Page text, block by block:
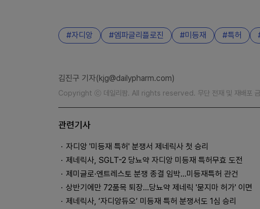
자디앙 엠파글리플로진 미등재 특허
김진구 기자(kjg@dailypharm.com)
Copyright ⓒ 데일리팜. All rights reserved. 무단 전재 및 재배포
관련기사
자디앙 '미등재 특허' 분쟁서 제네릭사 첫 승리
제네릭사, SGLT-2 당뇨약 자디앙 미등재 특허무효 도전
제미글로·엔트레스토 분쟁 종결 임박...미등재특허 관건
상반기에만 72품목 퇴장…당뇨약 제네릭 '묻지마 허가' 이면
제네릭사, ‘자디앙듀오’ 미등재 특허 분쟁서도 1심 승리